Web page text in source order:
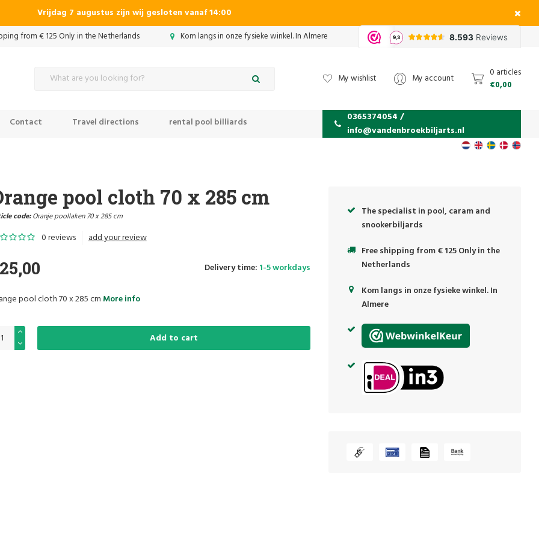
Vrijdag 7 augustus zijn wij gesloten vanaf 14:00
from € 125 Only in the Netherlands Kom langs in onze fysieke winkel. In Almere
My wishlist My account
0 articles
€0,00
Contact Travel directions rental pool billiards
0365374054 /
info@vandenbroekbiljarts.nl
pool cloth 70 x 285 cm
code:Oranje poollaken 70 x 285 cm
0 reviews add your review
Delivery time: 1-5 workdays
pool cloth 70 x 285 cm More info
Add to cart
The specialist in pool, caram and
snookerbiljards
Free shipping from € 125 Only in the
Netherlands
Kom langs in onze fysieke winkel. In
Almere